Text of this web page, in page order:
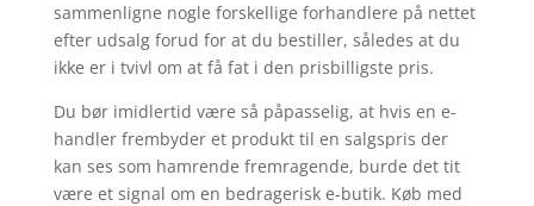
sammenligne nogle forskellige forhandlere på nettet
efter udsalg forud for at du bestiller, således at du
ikke er i tvivl om at få fat i den prisbilligste pris.
Du bør imidlertid være så påpasselig, at hvis en e-
handler frembyder et produkt til en salgspris der
kan ses som hamrende fremragende, burde det tit
være et signal om en bedragerisk e-butik. Køb med